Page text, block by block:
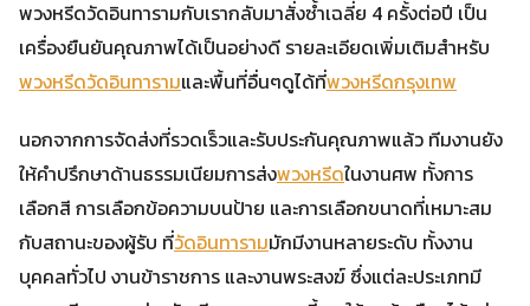
พวงหรีดวัดอินทารามกับเรากลับมาสั่งซ้ำเฉลี่ย 4 ครั้งต่อปี เป็น
เครื่องยืนยันคุณภาพได้เป็นอย่างดี รายละเอียดเพิ่มเติมสำหรับ
พวงหรีดวัดอินทารามและพื้นที่อื่นๆดูได้ที่พวงหรีดกรุงเทพ
นอกจากการจัดส่งที่รวดเร็วและรับประกันคุณภาพแล้ว ทีมงานยัง
ให้คำปรึกษาด้านธรรมเนียมการส่งพวงหรีดในงานศพ ทั้งการ
เลือกสี การเลือกข้อความบนป้าย และการเลือกขนาดที่เหมาะสม
กับสถานะของผู้รับ ที่วัดอินทารามมักมีงานหลายระดับ ทั้งงาน
บุคคลทั่วไป งานข้าราชการ และงานพระสงฆ์ ซึ่งแต่ละประเภทมี